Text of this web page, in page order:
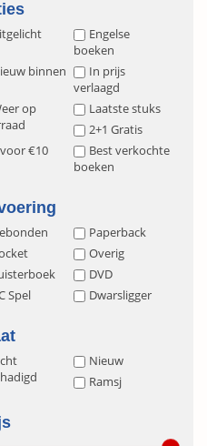
Engelse
boeken
binnen
In prijs
verlaagd
op
Laatste stuks
2+1 Gratis
€10
Best verkochte
boeken
Paperback
Overig
DVD
Spel
Dwarsligger
Nieuw
Ramsj